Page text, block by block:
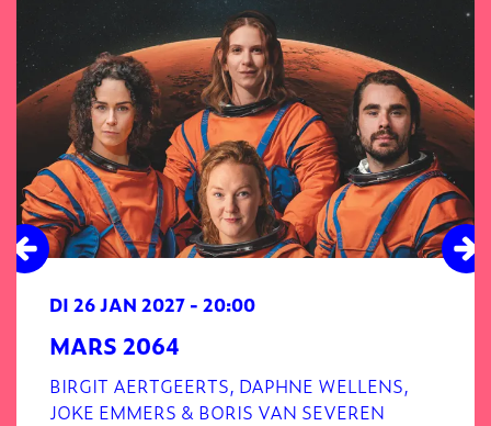
MARS 2064
BIRGIT AERTGEERTS, DAPHNE WELLENS,
JOKE EMMERS & BORIS VAN SEVEREN
DI 26 JAN 2027 - 20:00